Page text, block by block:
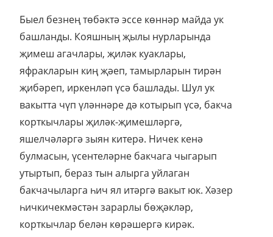
Быел безнең төбәктә эссе көннәр майда ук
башланды. Кояшның җылы нурларында
җимеш агачлары, җиләк куаклары,
яфракларын киң җәеп, тамырларын тирән
җибәреп, иркенләп үсә башлады. Шул ук
вакытта чүп үләннәре дә котырып үсә, бакча
корткычлары җиләк-җимешләргә,
яшелчәләргә зыян китерә. Ничек кенә
булмасын, үсентеләрне бакчага чыгарып
утыртып, бераз тын алырга уйлаган
бакчачыларга һич ял итәргә вакыт юк. Хәзер
һичкичекмәстән зарарлы бөҗәкләр,
корткычлар белән көрәшергә кирәк.